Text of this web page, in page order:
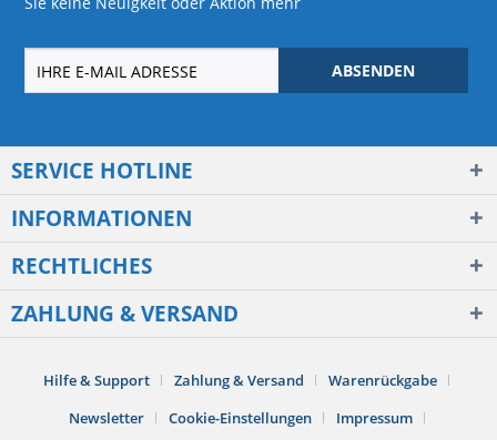
ABSENDEN
SERVICE HOTLINE
INFORMATIONEN
RECHTLICHES
ZAHLUNG & VERSAND
Hilfe & Support Zahlung & Versand
Warenrückgabe
Newsletter
Cookie-Einstellungen Impressum